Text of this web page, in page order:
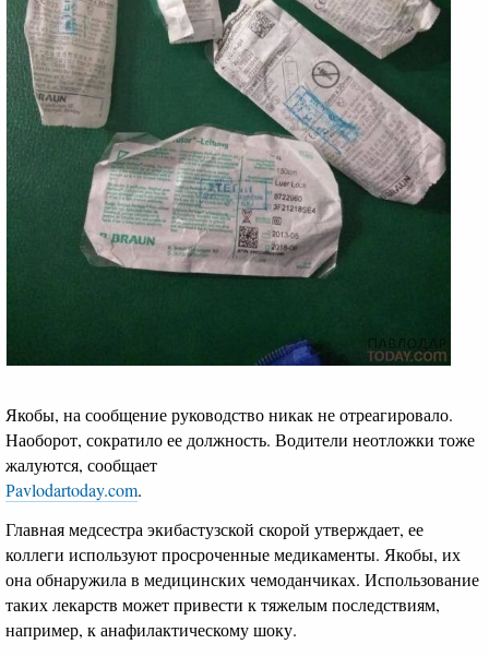
Якобы, на сообщение руководство никак не отреагировало.
Наоборот, сократило ее должность. Водители неотложки тоже
жалуются, сообщает
Рavlodartoday.com.
Главная медсестра экибастузской скорой утверждает, ее
коллеги используют просроченные медикаменты. Якобы, их
она обнаружила в медицинских чемоданчиках. Использование
таких лекарств может привести к тяжелым последствиям,
например, к анафилактическому шоку.